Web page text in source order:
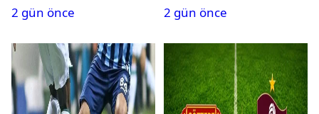
2 gün önce
2 gün önce